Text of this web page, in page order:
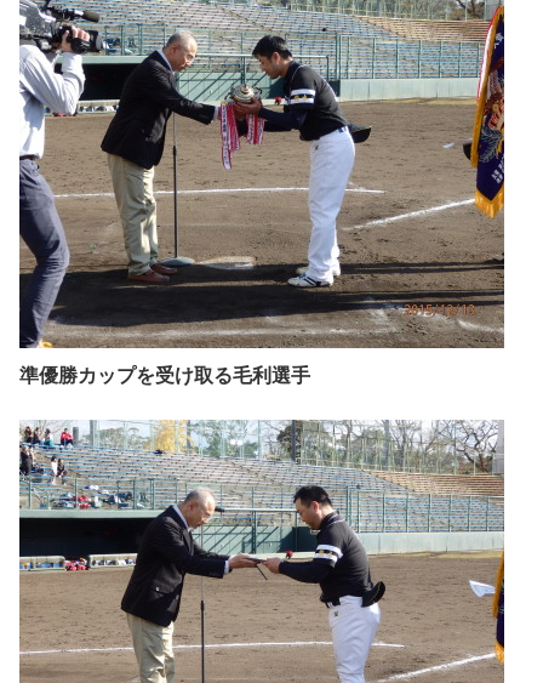
準優勝カップを受け取る毛利選手